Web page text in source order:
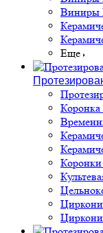
Виниры
Еще
Коронка
Коронки